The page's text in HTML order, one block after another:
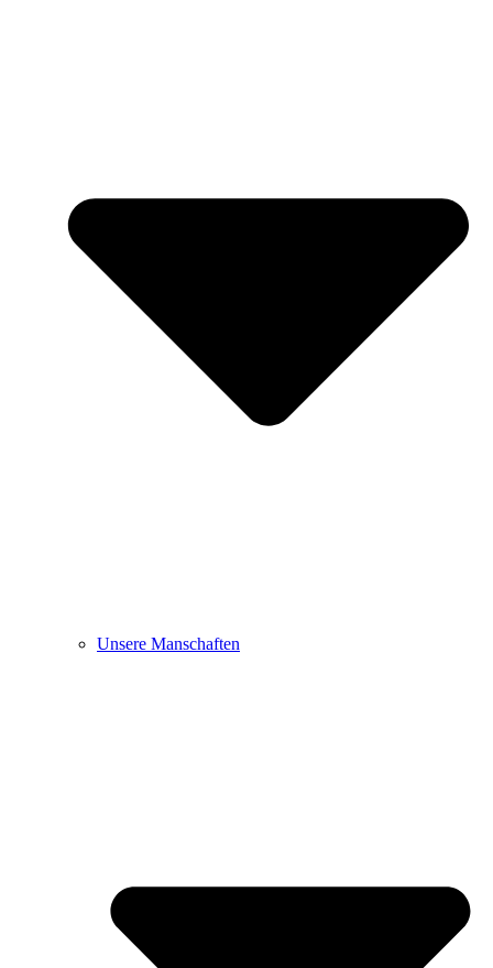
Unsere Manschaften